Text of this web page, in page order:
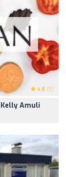
4.8 (5)
Amuli